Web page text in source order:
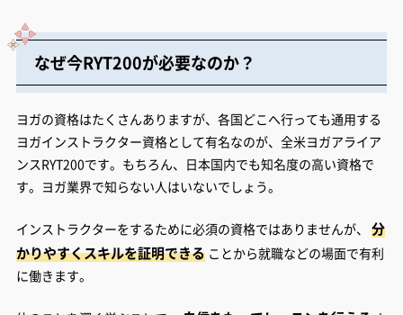
なぜ今RYT200が必要なのか？
ヨガの資格はたくさんありますが、各国どこへ行っても通用する
ヨガインストラクター資格として有名なのが、全米ヨガアライア
ンスRYT200です。もちろん、日本国内でも知名度の高い資格で
す。ヨガ業界で知らない人はいないでしょう。
インストラクターをするために必須の資格ではありませんが、
分
かりやすくスキルを証明できる ことから就職などの場面で有利
に働きます。